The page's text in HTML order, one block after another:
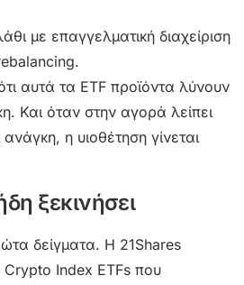
με επαγγελματική διαχείριση
αυτά τα ETF προϊόντα λύνουν
Και όταν στην αγορά λείπει
η υιοθέτηση γίνεται
ξεκινήσει
δείγματα. Η 21Shares
Index ETFs που